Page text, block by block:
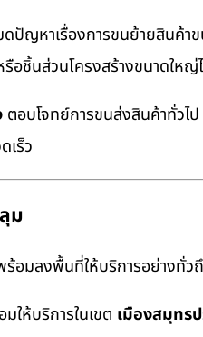
ปัญหาเรื่องการขนย้ายสินค้า
อชิ้นส่วนโครงสร้างขนาดให
ตอบโจทย์การขนส่งสินค้าทั่วไ
เร็ว
ม
ร้อมลงพื้นที่ให้บริการอย่างทั่
ให้บริการในเขต เมืองสมุทร